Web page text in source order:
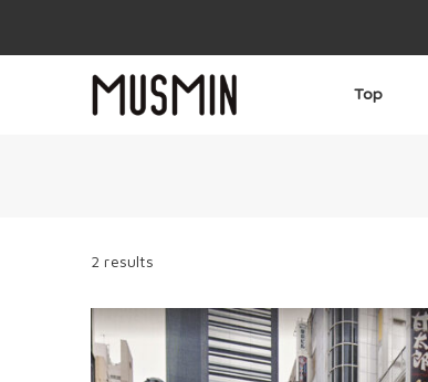
Top
2 results